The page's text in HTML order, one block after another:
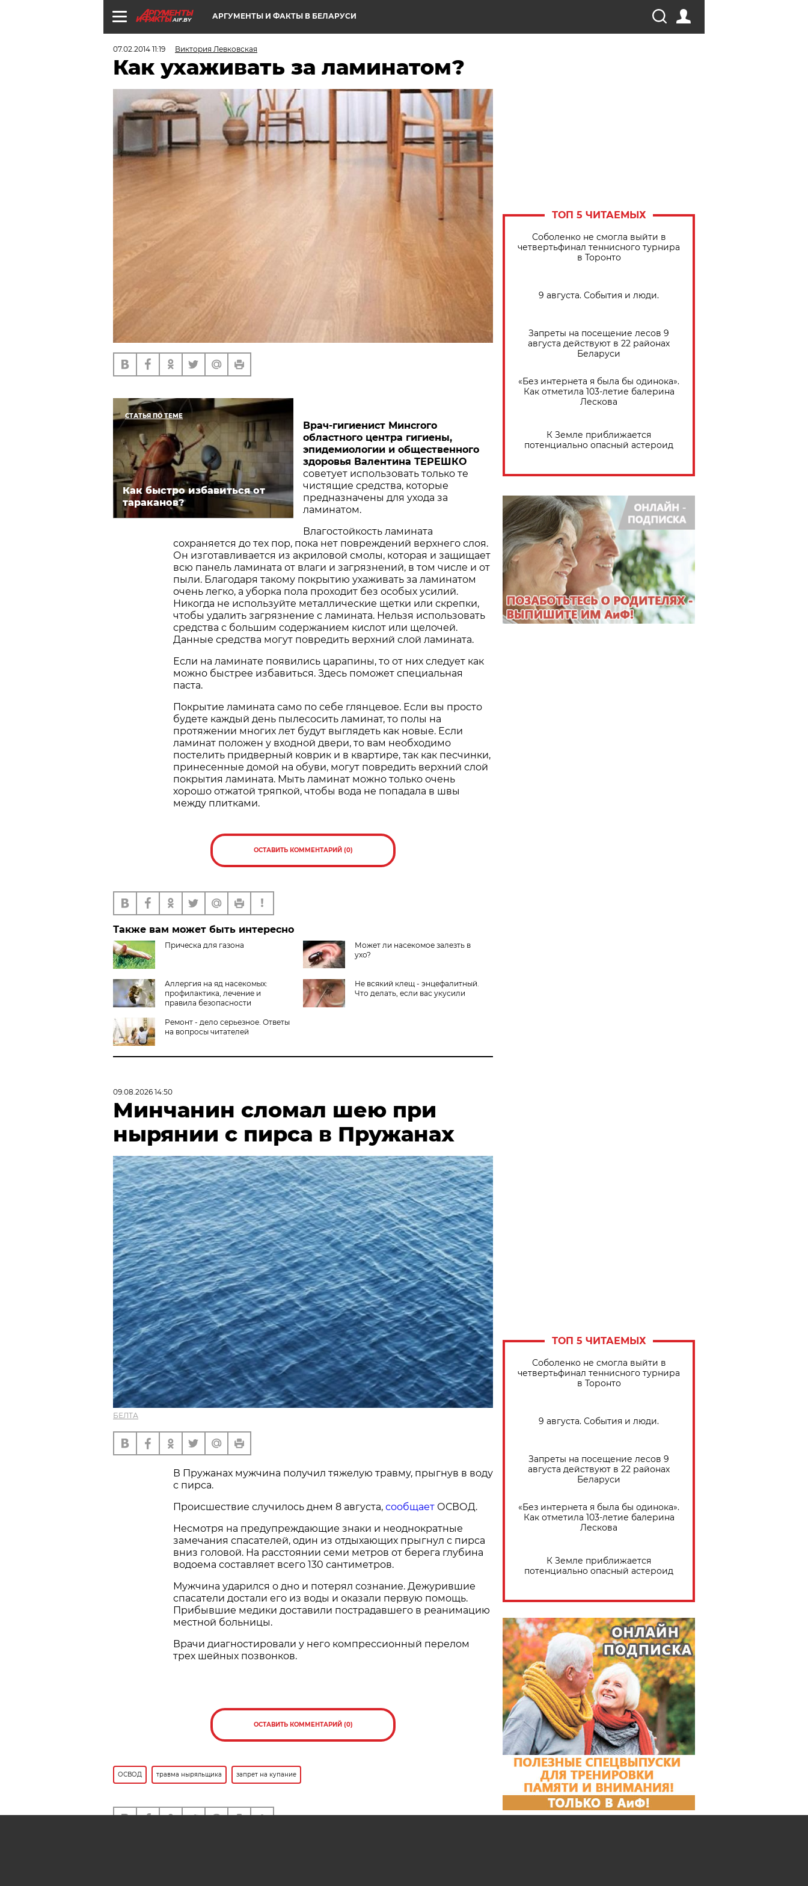
AIF.BY АРГУМЕНТЫ И ФАКТЫ В БЕЛАРУСИ
07.02.2014 11:19 Виктория Левковская
Как ухаживать за ламинатом?
СТАТЬЯ ПО ТЕМЕ
Как быстро избавиться от
тараканов?
Врач-гигиенист Минсrого
областного центра гигиены,
эпидемиологии и общественного
здоровья Валентина ТЕРЕШКО
советует использовать только те
чистящие средства, которые
предназначены для ухода за
ламинатом.
Влагостойкость ламината
сохраняется до тех пор, пока нет повреждений верхнего слоя.
Он изготавливается из акриловой смолы, которая и защищает
всю панель ламината от влаги и загрязнений, в том числе и от
пыли. Благодаря такому покрытию ухаживать за ламинатом
очень легко, а уборка пола проходит без особых усилий.
Никогда не используйте металлические щетки или скрепки,
чтобы удалить загрязнение с ламината. Нельзя использовать
средства с большим содержанием кислот или щелочей.
Данные средства могут повредить верхний слой ламината.
Если на ламинате появились царапины, то от них следует как
можно быстрее избавиться. Здесь поможет специальная
паста.
Покрытие ламината само по себе глянцевое. Если вы просто
будете каждый день пылесосить ламинат, то полы на
протяжении многих лет будут выглядеть как новые. Если
ламинат положен у входной двери, то вам необходимо
постелить придверный коврик и в квартире, так как песчинки,
принесенные домой на обуви, могут повредить верхний слой
покрытия ламината. Мыть ламинат можно только очень
хорошо отжатой тряпкой, чтобы вода не попадала в швы
между плитками.
ОСТАВИТЬ КОММЕНТАРИЙ (0)
Также вам может быть интересно
Прическа для газона
Может ли насекомое залезть в
ухо?
Аллергия на яд насекомых:
профилактика, лечение и
правила безопасности
Не всякий клещ - энцефалитный.
Что делать, если вас укусили
Ремонт - дело серьезное. Ответы
на вопросы читателей
ТОП 5 ЧИТАЕМЫХ
Соболенко не смогла выйти в
четвертьфинал теннисного турнира
в Торонто
9 августа. События и люди.
Запреты на посещение лесов 9
августа действуют в 22 районах
Беларуси
«Без интернета я была бы одинока».
Как отметила 103-летие балерина
Лескова
К Земле приближается
потенциально опасный астероид
09.08.2026 14:50
Минчанин сломал шею при
нырянии с пирса в Пружанах
БЕЛТА
В Пружанах мужчина получил тяжелую травму, прыгнув в воду
с пирса.
Происшествие случилось днем 8 августа, сообщает ОСВОД.
Несмотря на предупреждающие знаки и неоднократные
замечания спасателей, один из отдыхающих прыгнул с пирса
вниз головой. На расстоянии семи метров от берега глубина
водоема составляет всего 130 сантиметров.
Мужчина ударился о дно и потерял сознание. Дежурившие
спасатели достали его из воды и оказали первую помощь.
Прибывшие медики доставили пострадавшего в реанимацию
местной больницы.
Врачи диагностировали у него компрессионный перелом
трех шейных позвонков.
ОСТАВИТЬ КОММЕНТАРИЙ (0)
ОСВОД травма ныряльщика запрет на купание
ТОП 5 ЧИТАЕМЫХ
Соболенко не смогла выйти в
четвертьфинал теннисного турнира
в Торонто
9 августа. События и люди.
Запреты на посещение лесов 9
августа действуют в 22 районах
Беларуси
«Без интернета я была бы одинока».
Как отметила 103-летие балерина
Лескова
К Земле приближается
потенциально опасный астероид